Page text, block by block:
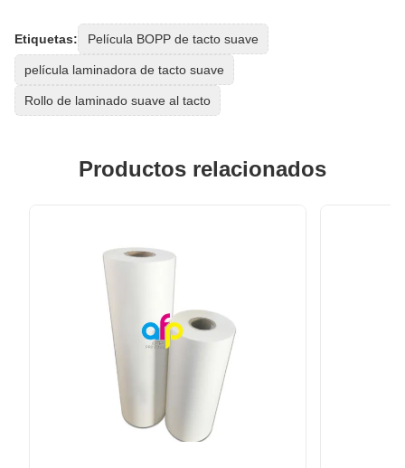
Etiquetas: Película BOPP de tacto suave
película laminadora de tacto suave
Rollo de laminado suave al tacto
Productos relacionados